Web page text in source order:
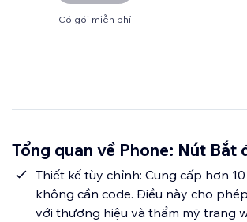
Có gói miễn phí
Tổng quan về Phone: Nút Bắt
Thiết kế tùy chỉnh: Cung cấp hơn
không cần code. Điều này cho
với thương hiệu và thẩm mỹ trang